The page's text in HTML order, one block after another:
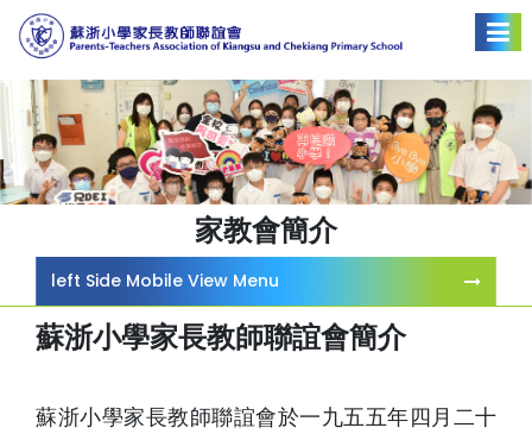
家教會簡介
left Side Mobile View Menu
蘇浙小學家長教師聯誼會簡介
蘇浙小學家長教師聯誼會於一九五五年四月二十